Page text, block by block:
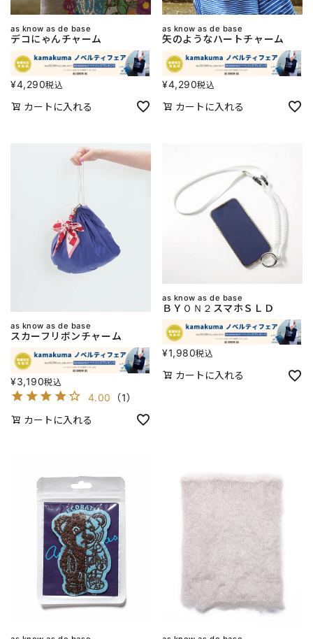
as know as de base
デコにゃんチャーム
¥4,290税込
カートに入れる
as know as de base
矢のようなハートチャーム
¥4,290税込
カートに入れる
as know as de base
スカーフリボンチャーム
¥3,190税込
4.00 （1）
カートに入れる
as know as de base
ＢＹＯＮ２スマホＳＬＤ
¥1,980税込
カートに入れる